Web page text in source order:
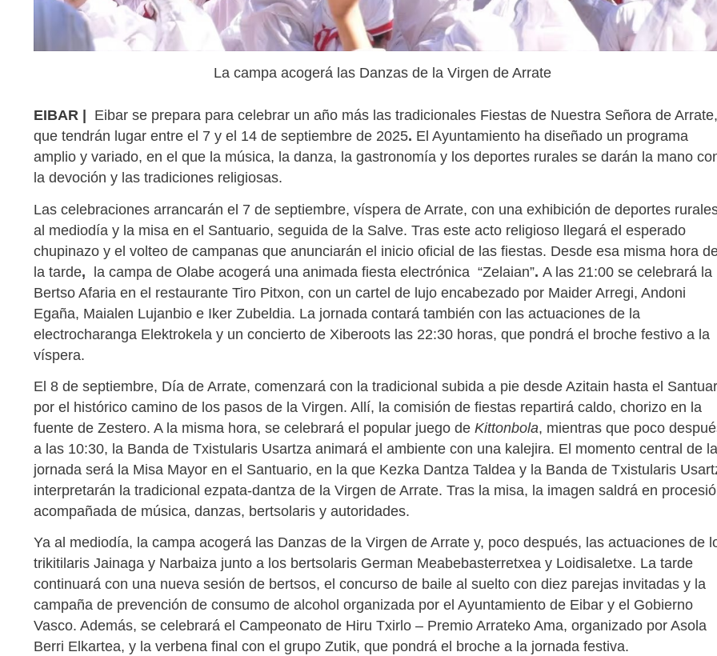
La campa acogerá las Danzas de la Virgen de Arrate
EIBAR |
Eibar se prepara para celebrar un año más las tradicionales Fiestas de Nuestra Señora de Arrate,
que tendrán lugar entre el 7 y el 14 de septiembre de 2025. El Ayuntamiento ha diseñado un programa
amplio y variado, en el que la música, la danza, la gastronomía y los deportes rurales se darán la mano
la devoción y las tradiciones religiosas.
Las celebraciones arrancarán el 7 de septiembre, víspera de Arrate, con una exhibición de deportes
al mediodía y la misa en el Santuario, seguida de la Salve. Tras este acto religioso llegará el esperado
chupinazo y el volteo de campanas que anunciarán el inicio oficial de las fiestas. Desde esa misma hora
la tarde, la campa de Olabe acogerá una animada fiesta electrónica “Zelaian”. A las 21:00 se celebrará la
Bertso Afaria en el restaurante Tiro Pitxon, con un cartel de lujo encabezado por Maider Arregi, Andoni
Egaña, Maialen Lujanbio e Iker Zubeldia. La jornada contará también con las actuaciones de la
electrocharanga Elektrokela y un concierto de Xiberoots las 22:30 horas, que pondrá el broche festivo a la
víspera.
El 8 de septiembre, Día de Arrate, comenzará con la tradicional subida a pie desde Azitain hasta el
por el histórico camino de los pasos de la Virgen. Allí, la comisión de fiestas repartirá caldo, chorizo en la
fuente de Zestero. A la misma hora, se celebrará el popular juego de Kittonbola, mientras que poco
a las 10:30, la Banda de Txistularis Usartza animará el ambiente con una kalejira. El momento central de la
jornada será la Misa Mayor en el Santuario, en la que Kezka Dantza Taldea y la Banda de Txistularis
interpretarán la tradicional ezpata-dantza de la Virgen de Arrate. Tras la misa, la imagen saldrá en
acompañada de música, danzas, bertsolaris y autoridades.
Ya al mediodía, la campa acogerá las Danzas de la Virgen de Arrate y, poco después, las actuaciones de
trikitilaris Jainaga y Narbaiza junto a los bertsolaris German Meabebasterretxea y Loidisaletxe. La tarde
continuará con una nueva sesión de bertsos, el concurso de baile al suelto con diez parejas invitadas y la
campaña de prevención de consumo de alcohol organizada por el Ayuntamiento de Eibar y el Gobierno
Vasco. Además, se celebrará el Campeonato de Hiru Txirlo – Premio Arrateko Ama, organizado por Asola
Berri Elkartea, y la verbena final con el grupo Zutik, que pondrá el broche a la jornada festiva.